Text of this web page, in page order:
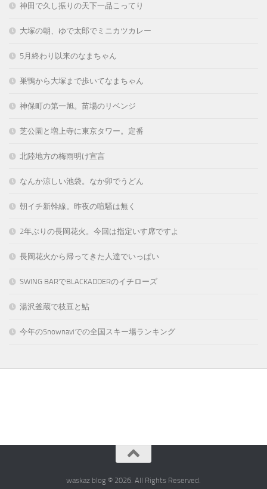
神田で久し振りの天下一品こってり
大塚の朝、ゆで太郎でミニカツカレー
5月終わり以来のなまちゃん
巣鴨から大塚まで歩いてなまちゃん
神保町の第一旭。苗場のリベンジ
芝公園と増上寺に東京タワー。定番
北陸地方の梅雨明け宣言
なんか涼しい池袋。なか卯でうどん
朝イチ新幹線。昨夜の喧騒は無く
2年ぶりの長岡花火。今回は指定いす席ですよ
長岡花火から帰ってきた人達でいっぱい
SWING BARでBLACKADDERのイチローズ
湯沢釜蔵で枝豆と鮎
今年のSnownaviでの全国スキー場ランキング
waskaz blog © 2026. All Rights Reserved.